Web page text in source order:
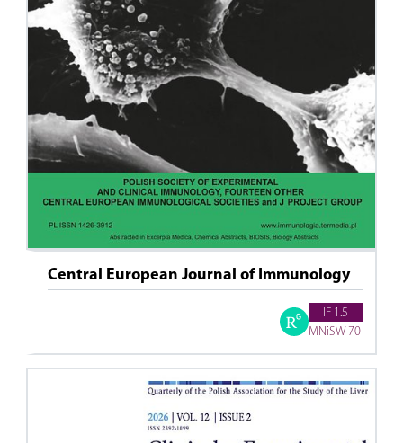
Central European Journal of Immunology
IF 1.5
MNiSW 70